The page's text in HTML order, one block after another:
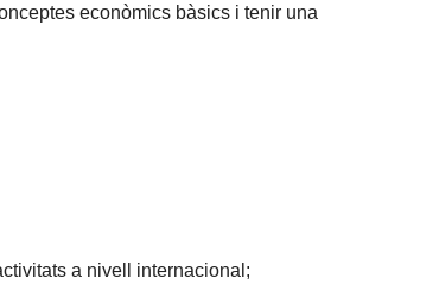
econòmics bàsics i tenir una
a nivell internacional;